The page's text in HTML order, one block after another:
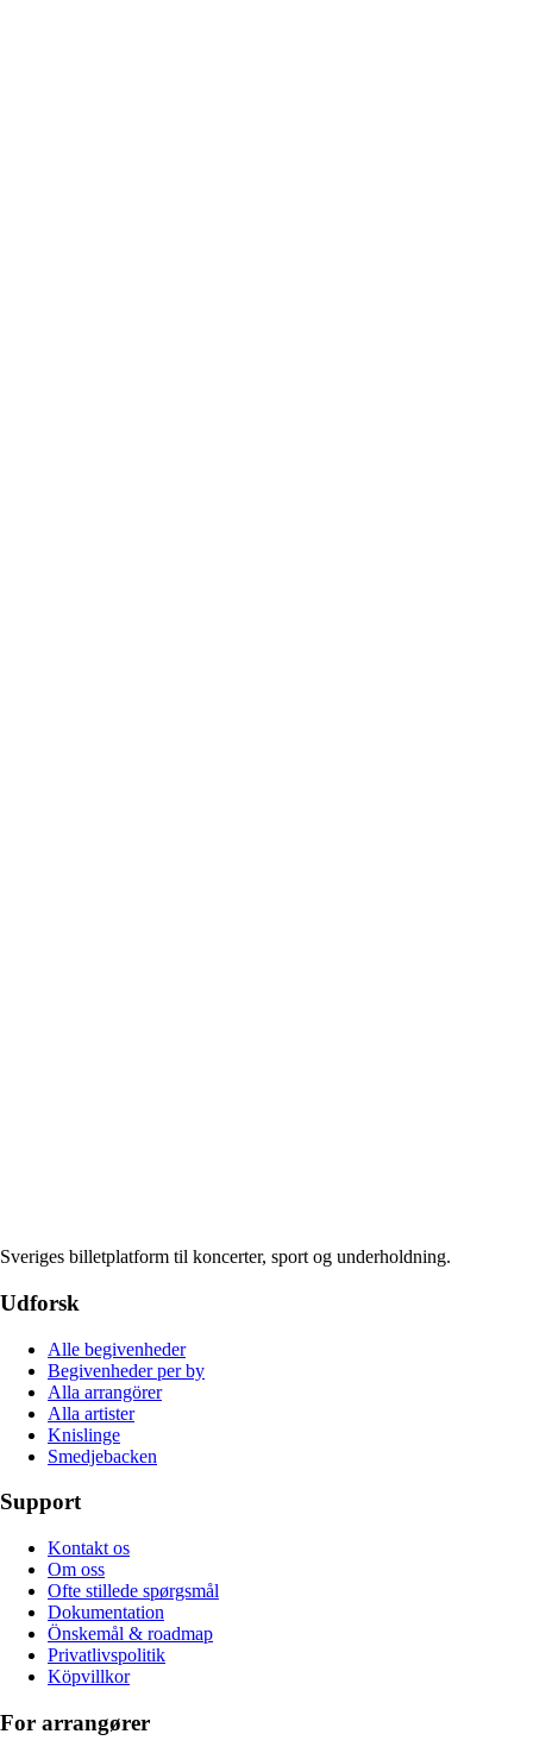
Sveriges billetplatform til koncerter, sport og underholdning.
Udforsk
Alle begivenheder
Begivenheder per by
Alla arrangörer
Alla artister
Knislinge
Smedjebacken
Support
Kontakt os
Om oss
Ofte stillede spørgsmål
Dokumentation
Önskemål & roadmap
Privatlivspolitik
Köpvillkor
For arrangører